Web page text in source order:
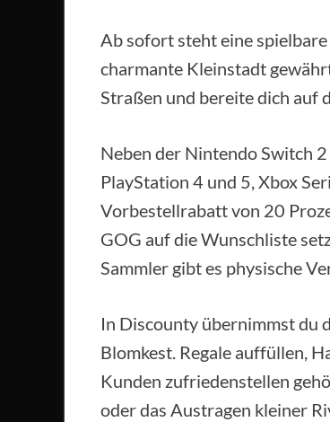
Ab sofort steht eine
charmante Kleinstadt
Straßen und bereite dich auf
Neben der Nintendo Switch
PlayStation 4 und 5, Xbox
Vorbestellrabatt von 20
GOG auf die Wunschliste
Sammler gibt es physische
In Discounty übernimmst du
Blomkest. Regale auffüllen,
Kunden zufriedenstellen
oder das Austragen kleiner